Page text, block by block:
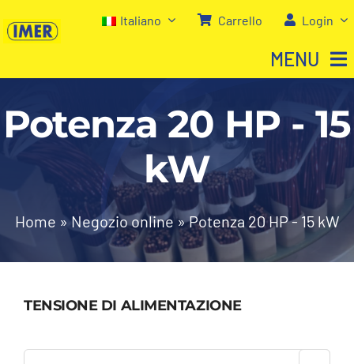
al
Italiano Carrello Login
MENU
Home
Chi siamo
I nostri servizi
Contatti
Potenza 20 HP - 15
kW
Home »Negozio online»Potenza 20 HP - 15 kW
TENSIONE DI ALIMENTAZIONE